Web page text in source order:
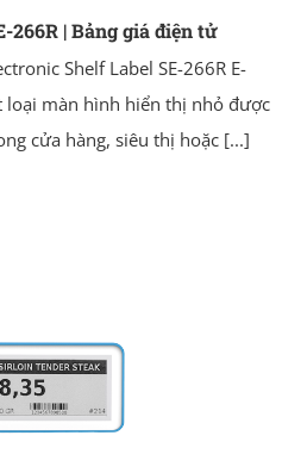
266R | Bảng giá điện tử
Shelf Label SE-266R E-
loại màn hình hiển thị nhỏ được
cửa hàng, siêu thị hoặc[...]